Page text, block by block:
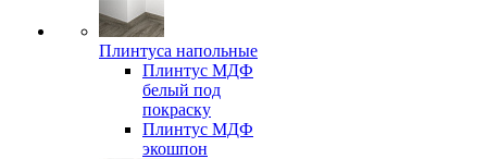
Плинтуса напольные
Плинтус МДФ
белый под
покраску
Плинтус МДФ
экошпон